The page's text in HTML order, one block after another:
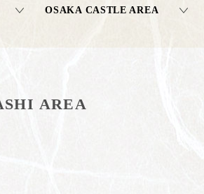
OSAKA CASTLE AREA
AREA